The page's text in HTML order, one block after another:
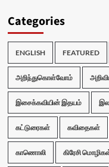
Categories
ENGLISH FEATURED
அறிந்துகொள்வோம்
இசைக்கவியின் இதயம்
கட்டுரைகள் கவிதைகள்
காணொலி கிரேசி